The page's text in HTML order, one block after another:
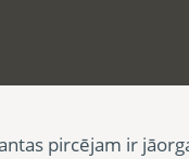
pircējam ir